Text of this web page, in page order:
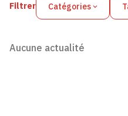
Filtrer Catégories
Aucune actualité